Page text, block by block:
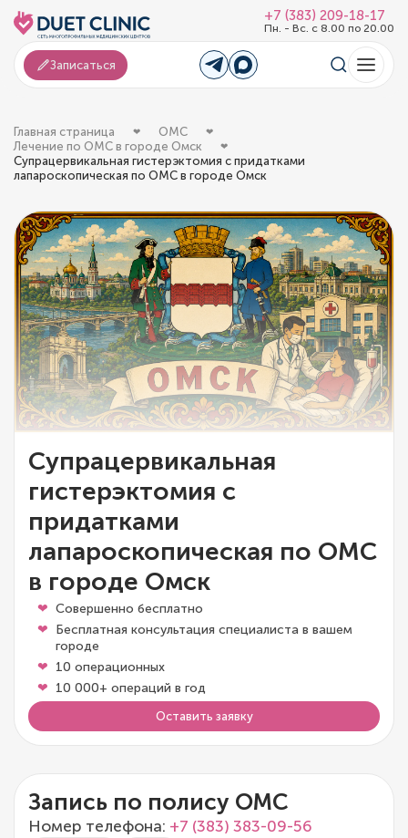
+7 (383) 209-18-17
Пн. - Вс. с 8.00 по 20.00
Записаться
Главная страница
ОМС
Лечение по ОМС в городе Омск
Супрацервикальная гистерэктомия с придатками
лапароскопическая по ОМС в городе Омск
Супрацервикальная
гистерэктомия с
придатками
лапароскопическая по ОМС
в городе Омск
Совершенно бесплатно
Бесплатная консультация специалиста в вашем
городе
10 операционных
10 000+ операций в год
Оставить заявку
Запись по полису ОМС
Номер телефона: +7 (383) 383-09-56